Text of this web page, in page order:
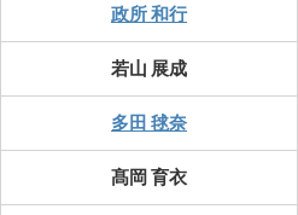
政所 和行
若山 展成
多田 毬奈
髙岡 育衣